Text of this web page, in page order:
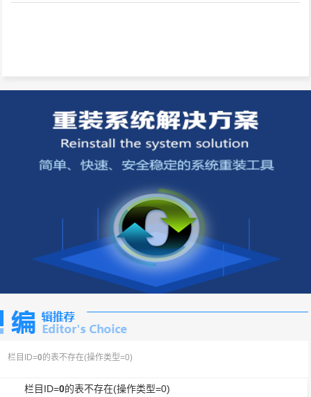
栏目ID=0 的表不存在(操作类型=0)
栏目ID=0的表不存在(操作类型=0)